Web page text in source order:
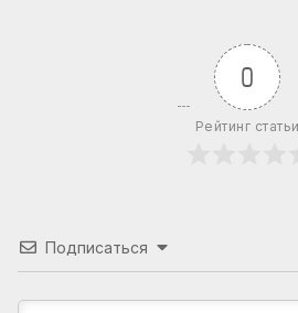
0
Рейтинг статьи
Подписаться